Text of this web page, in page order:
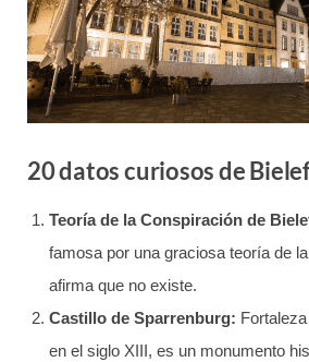
20 datos curiosos de
Teoría de la Conspiración de
famosa por una graciosa teoría de
afirma que no existe.
Castillo de Sparrenburg:
en el siglo XIII, es un monumento